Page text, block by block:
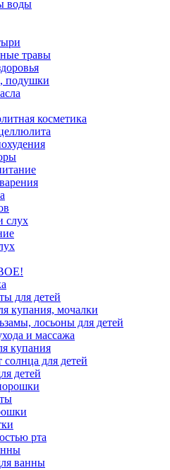
воды
травы
подушки
косметика
слух
для детей
купания, мочалки
лосьоны для детей
и массажа
купания
солнца для детей
детей
рта
ванны